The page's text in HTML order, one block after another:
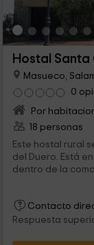
Hostal Santa
Masueco,
0
Por
18 personas
Este hostal rural
del Duero. Está
dentro de la
para tener un
por los
restaurante con
Contacto
Respuesta